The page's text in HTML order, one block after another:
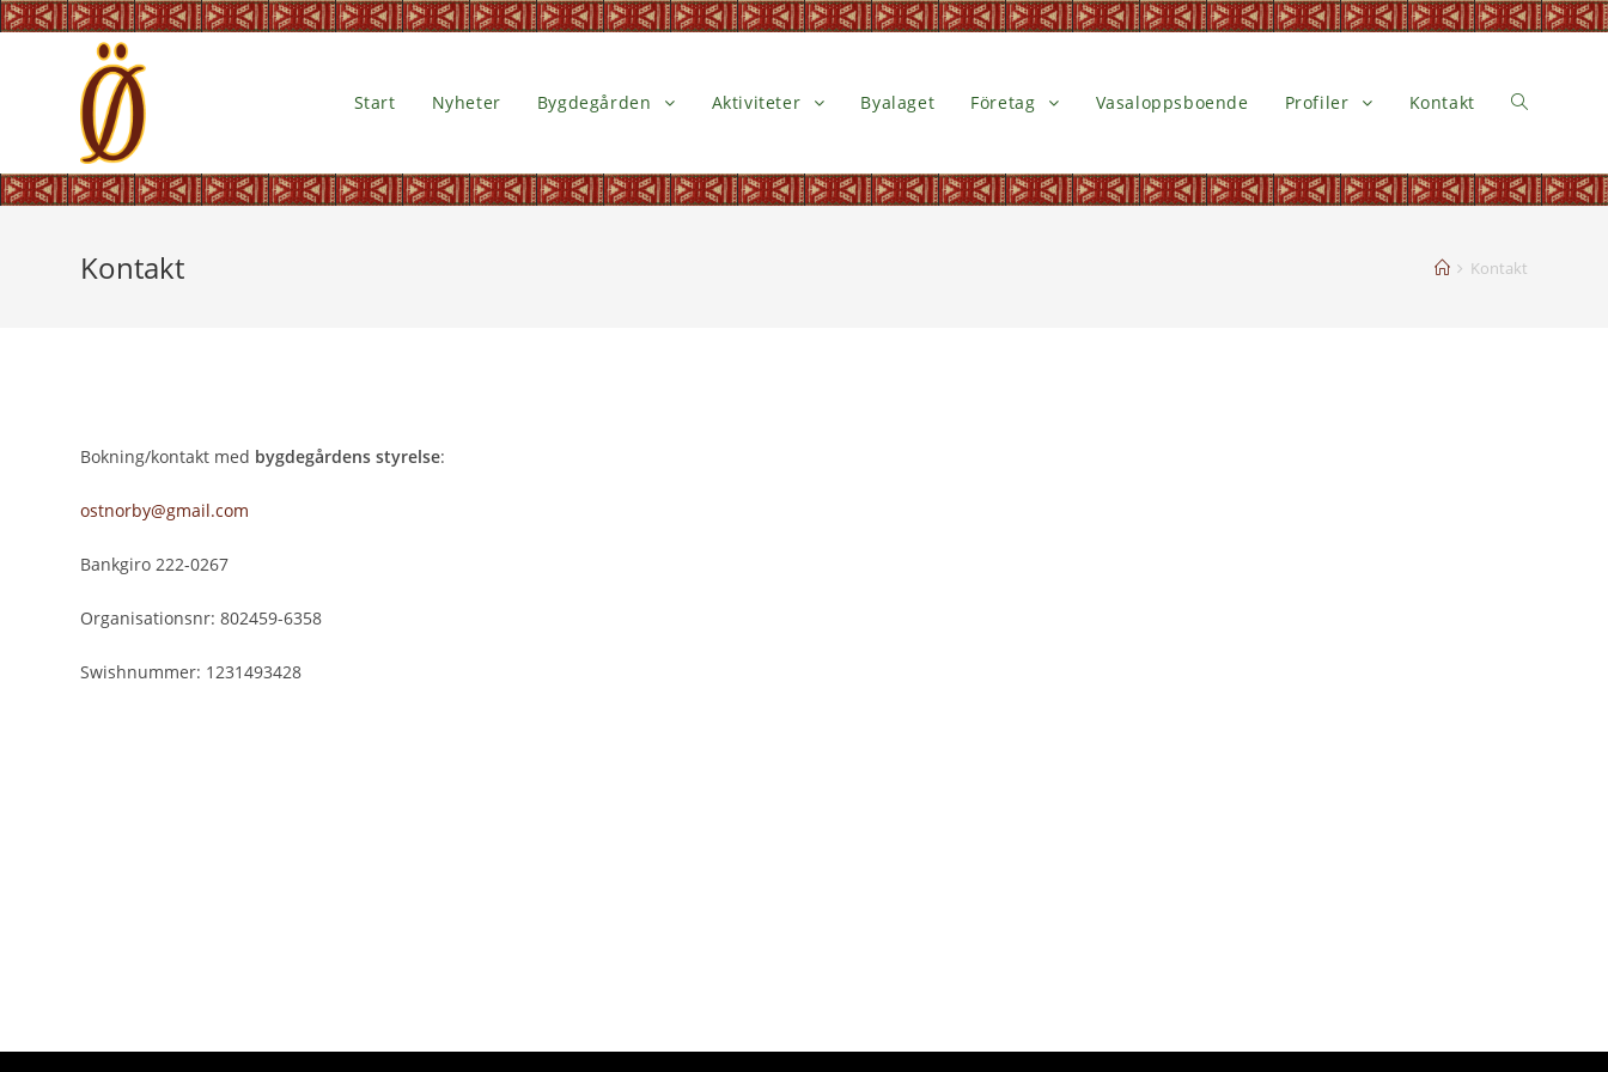
Start Nyheter Bygdegården Aktiviteter Byalaget Företag Vasaloppsboende Profiler Kontakt
Kontakt Kontakt
Bokning/kontakt med bygdegårdens styrelse:
ostnorby@gmail.com
Bankgiro 222-0267
Organisationsnr: 802459-6358
Swishnummer: 1231493428